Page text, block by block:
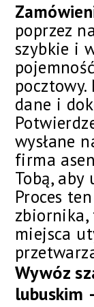
poprzez
szybkie i
dane i
wysłane
firma
Tobą, aby
Proces
zbiornika,
miejsca
Wywóz
lubuskim